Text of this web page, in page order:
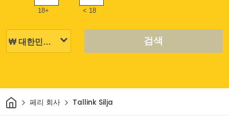
18+ < 18
검색
집 페리 회사 Tallink Silja